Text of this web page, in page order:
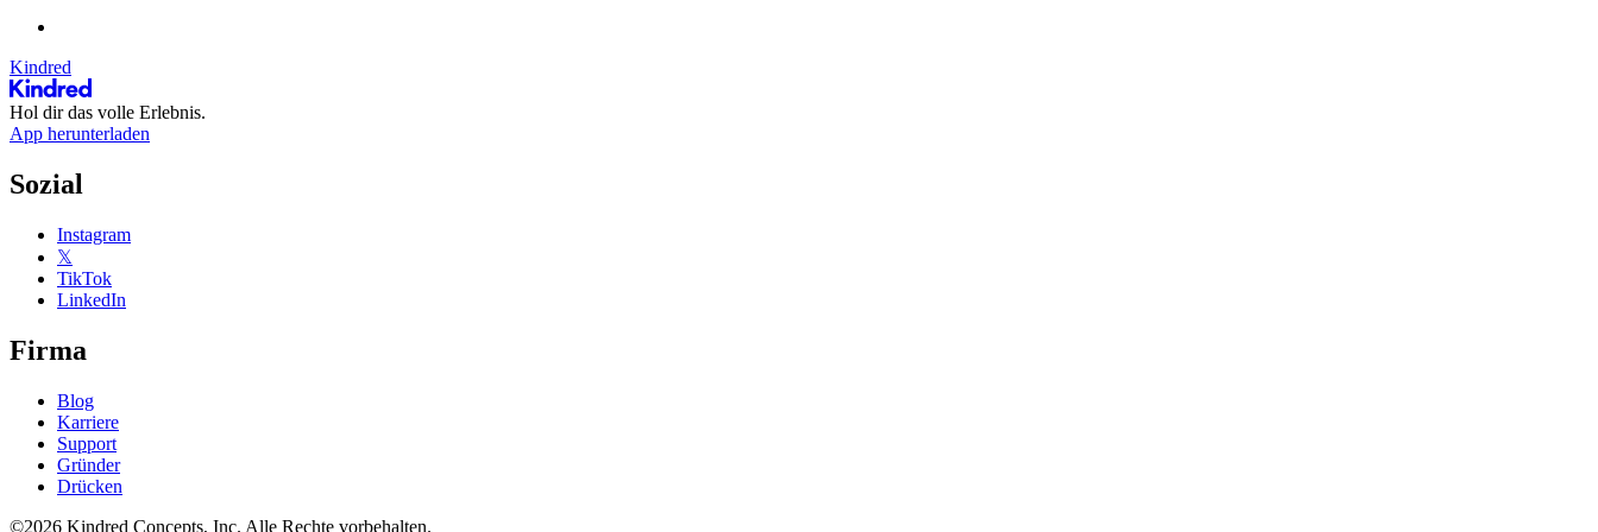
Kindred
Hol dir das volle Erlebnis.
App herunterladen
Sozial
Instagram
𝕏
TikTok
LinkedIn
Firma
Blog
Karriere
Support
Gründer
Drücken
©2026 Kindred Concepts, Inc. Alle Rechte vorbehalten.